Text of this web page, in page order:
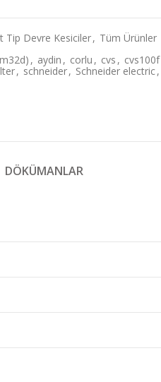
Tip Devre Kesiciler, Tüm Ürünler
, aydin , corlu , cvs , cvs100f
, schneider, Schneider electric,
DÖKÜMANLAR